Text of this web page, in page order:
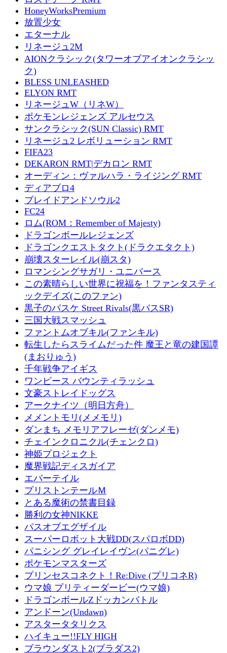
HoneyWorksPremium
放置少女
エターナル
リネージュ2M
AIONクラシック(タワーオブアイオンクラシッ
ク)
BLESS UNLEASHED
ELYON RMT
リネージュW（リネW）
ポケモンレジェンズ アルセウス
サンクラシック(SUN Classic) RMT
リネージュ2 レボリューション RMT
FIFA23
DEKARON RMT|デカロン RMT
オーディン：ヴァルハラ・ライジング RMT
ディアブロ4
ブレイドアンドソウル2
FC24
ロム(ROM：Remember of Majesty)
ドラゴンボールレジェンズ
ドラゴンクエストタクト(ドラクエタクト)
崩壊スターレイル(崩スタ)
ロマンシングサガリ・ユニバース
この素晴らしい世界に祝福を！ファンタスティ
ックデイズ(このファン)
黒子のバスケ Street Rivals(黒バスSR)
三国大戦スマッシュ
ファントムオブキル(ファンキル)
転生したらスライムだった件 魔王と竜の建国譚
(まおりゅう)
千年戦争アイギス
ワンピース バウンティラッシュ
文豪ストレイドッグス
アークナイツ（明日方舟）
メメントモリ(メメモリ)
ダンまち メモリアフレーゼ(ダンメモ)
チェインクロニクル(チェンクロ)
神姫プロジェクト
魔界戦記ディスガイア
エバーテイル
プリストンテールＭ
とある魔術の禁書目録
勝利の女神NIKKE
パスオブエグザイル
スーパーロボット大戦DD(スパロボDD)
パニシング グレイレイヴン(パニグレ)
ポケモンマスターズ
プリンセスコネクト！Re:Dive (プリコネR)
ウマ娘 プリティーダービー(ウマ娘)
ドラゴンボールZドッカンバトル
アンドーン(Undawn)
アスタータタリクス
ハイキュー!!FLY HIGH
ブラウンダスト2(ブラダス2)